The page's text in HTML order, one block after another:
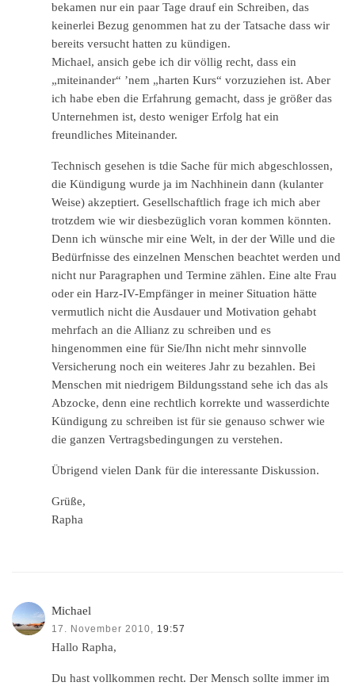
bekamen nur ein paar Tage drauf ein Schreiben, das
keinerlei Bezug genommen hat zu der Tatsache dass wir
bereits versucht hatten zu kündigen.
Michael, ansich gebe ich dir völlig recht, dass ein
„miteinander“ ’nem „harten Kurs“ vorzuziehen ist. Aber
ich habe eben die Erfahrung gemacht, dass je größer das
Unternehmen ist, desto weniger Erfolg hat ein
freundliches Miteinander.
Technisch gesehen is tdie Sache für mich abgeschlossen,
die Kündigung wurde ja im Nachhinein dann (kulanter
Weise) akzeptiert. Gesellschaftlich frage ich mich aber
trotzdem wie wir diesbezüglich voran kommen könnten.
Denn ich wünsche mir eine Welt, in der der Wille und die
Bedürfnisse des einzelnen Menschen beachtet werden und
nicht nur Paragraphen und Termine zählen. Eine alte Frau
oder ein Harz-IV-Empfänger in meiner Situation hätte
vermutlich nicht die Ausdauer und Motivation gehabt
mehrfach an die Allianz zu schreiben und es
hingenommen eine für Sie/Ihn nicht mehr sinnvolle
Versicherung noch ein weiteres Jahr zu bezahlen. Bei
Menschen mit niedrigem Bildungsstand sehe ich das als
Abzocke, denn eine rechtlich korrekte und wasserdichte
Kündigung zu schreiben ist für sie genauso schwer wie
die ganzen Vertragsbedingungen zu verstehen.
Übrigend vielen Dank für die interessante Diskussion.
Grüße,
Rapha
Michael
17. November 2010, 19:57
Hallo Rapha,
Du hast vollkommen recht. Der Mensch sollte immer im